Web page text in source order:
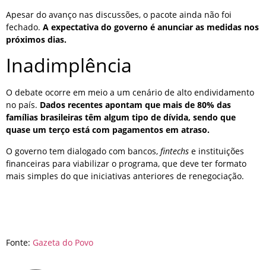
Apesar do avanço nas discussões, o pacote ainda não foi
fechado. A expectativa do governo é anunciar as medidas nos
próximos dias.
Inadimplência
O debate ocorre em meio a um cenário de alto endividamento
no país. Dados recentes apontam que mais de 80% das
famílias brasileiras têm algum tipo de dívida, sendo que
quase um terço está com pagamentos em atraso.
O governo tem dialogado com bancos, fintechs e instituições
financeiras para viabilizar o programa, que deve ter formato
mais simples do que iniciativas anteriores de renegociação.
Fonte: Gazeta do Povo